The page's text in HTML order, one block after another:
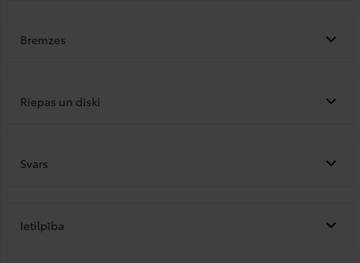
Bremzes
Riepas un diski
Svars
Ietilpība